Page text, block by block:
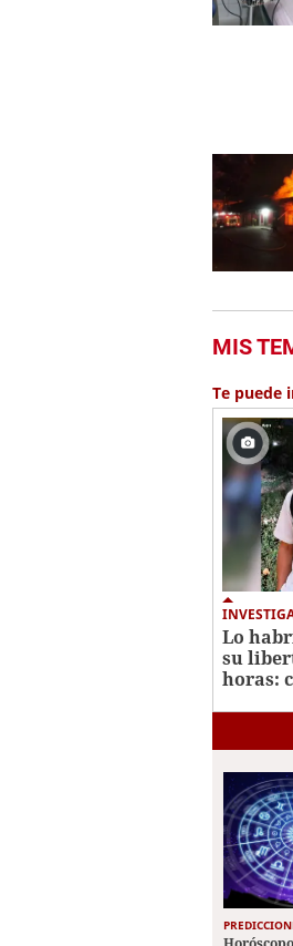
MIS
Te puede
Lo
su
horas:
crimen